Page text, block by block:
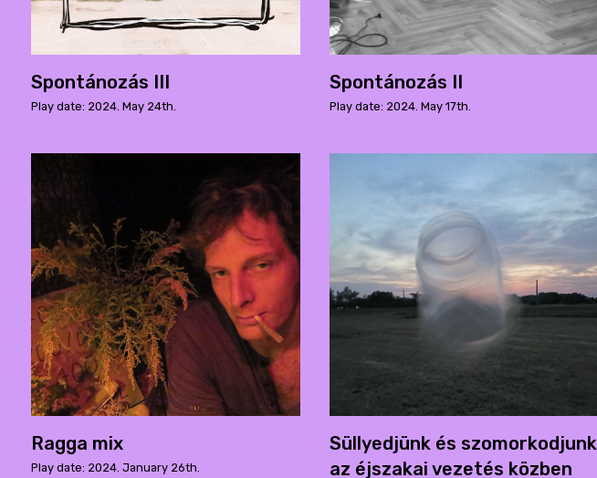
Spontánozás III
Play date: 2024. May 24th.
Spontánozás II
Play date: 2024. May 17th.
Ragga mix
Play date: 2024. January 26th.
Süllyedjünk és szomorkodjunk
az éjszakai vezetés közben